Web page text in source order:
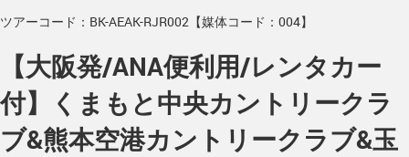
ツアーコード：BK-AEAK-RJR002【媒体コード：004】
【大阪発/ANA便利用/レンタカー
付】くまもと中央カントリークラ
ブ&熊本空港カントリークラブ&玉